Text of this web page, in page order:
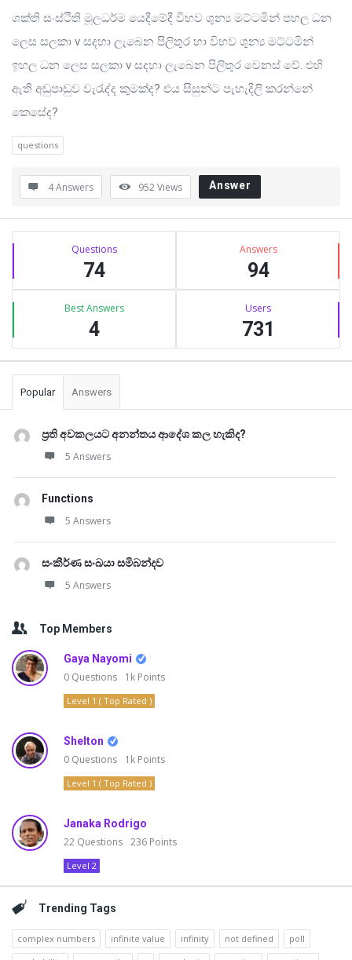
ශක්ති සංස්ථිති මූලධර්ම යෙදීමේදී විභව ශුන්‍ය මට්ටමින් පහල ධන
ලෙස සලකා v සදහා ලැබෙන පිලිතුර හා විභව ශුන්‍ය මට්ටමින්
ඉහල ධන ලෙස සලකා v සදහා ලැබෙන පිලිතුර වෙනස් වේ. එහි
ඇති අඩුපාඩුව වැරැද්ද කුමක්ද? එය සිසුන්ට පැහැදිලි කරන්නේ
කෙසේද?
questions
4 Answers 952Views Answer
Sidebar
Stats Questions
74
Answers
94
Best Answers
4
Users
731
Popular Answers
ප්‍රති අවකලයට අනන්තය ආදේශ කල හැකිද?
5 Answers
Functions
5 Answers
සංකීර්ණ සංඛයා සමිබන්දව
5 Answers
Top Members
Gaya Nayomi
0 Questions 1k Points
Level 1 ( Top Rated )
Shelton
0 Questions 1k Points
Level 1 ( Top Rated )
Janaka Rodrigo
22 Questions 236 Points
Level 2
Trending Tags
complex numbers infinite value infinity not defined
poll